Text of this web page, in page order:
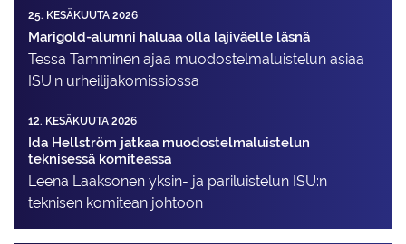
25. KESÄKUUTA 2026
Marigold-alumni haluaa olla lajiväelle läsnä
Tessa Tamminen ajaa muodostelma­luistelun asiaa
ISU:n urheilija­komissiossa
12. KESÄKUUTA 2026
Ida Hellström jatkaa muodostelmaluistelun
teknisessä komiteassa
Leena Laaksonen yksin- ja pariluistelun ISU:n
teknisen komitean johtoon